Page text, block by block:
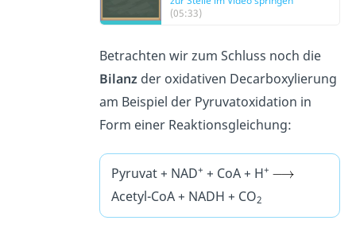
(05:33)
Betrachten wir zum Schluss noch die
Bilanz der oxidativen Decarboxylierung
am Beispiel der Pyruvatoxidation in
Form einer Reaktionsgleichung:
Pyruvat + NAD+ + CoA + H+
Acetyl-CoA + NADH + CO2